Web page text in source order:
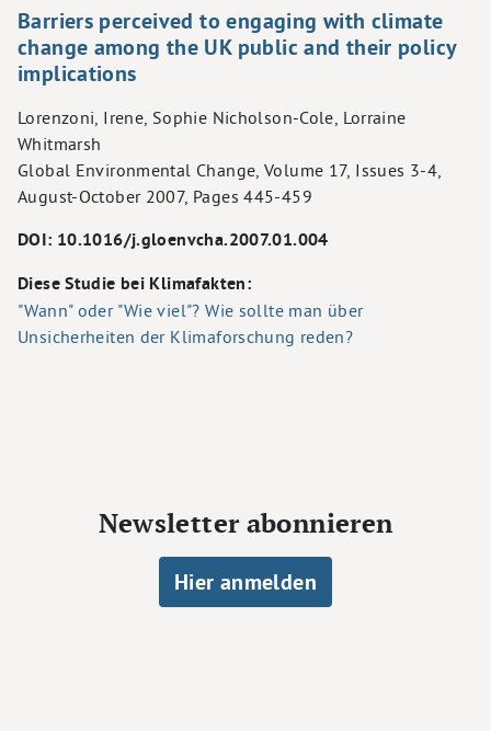
Barriers perceived to engaging with climate
change among the UK public and their policy
implications
Lorenzoni, Irene, Sophie Nicholson-Cole, Lorraine
Whitmarsh
Global Environmental Change, Volume 17, Issues 3-4,
August-October 2007, Pages 445-459
DOI: 10.1016/j.gloenvcha.2007.01.004
Diese Studie bei Klimafakten:
"Wann" oder "Wie viel"? Wie sollte man über
Unsicherheiten der Klimaforschung reden?
Newsletter abonnieren
Hier anmelden